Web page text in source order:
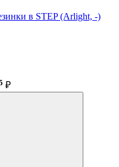
в STEP (Arlight, -)
₽